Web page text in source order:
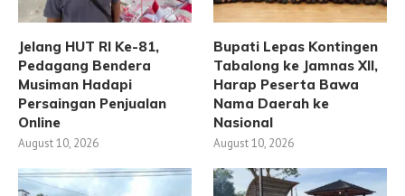
Jelang HUT RI Ke-81,
Pedagang Bendera
Musiman Hadapi
Persaingan Penjualan
Online
August 10, 2026
Bupati Lepas Kontingen
Tabalong ke Jamnas XII,
Harap Peserta Bawa
Nama Daerah ke
Nasional
August 10, 2026